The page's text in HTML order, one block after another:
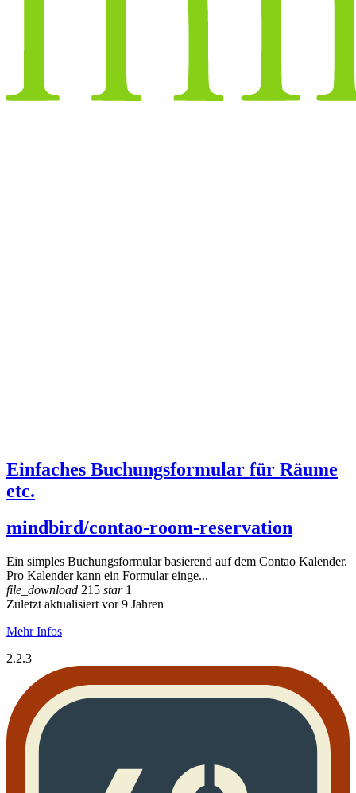
Einfaches Buchungsformular für Räume
etc.
mindbird/contao-room-reservation
Ein simples Buchungsformular basierend auf dem Contao Kalender.
Pro Kalender kann ein Formular einge...
file_download 215 star1
Zuletzt aktualisiert vor 9 Jahren
Mehr Infos
2.2.3